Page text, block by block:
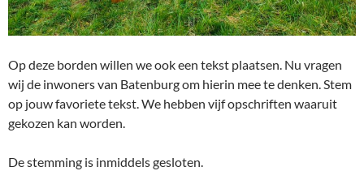
Op deze borden willen we ook een tekst plaatsen. Nu vragen
wij de inwoners van Batenburg om hierin mee te denken. Stem
op jouw favoriete tekst. We hebben vijf opschriften waaruit
gekozen kan worden.
De stemming is inmiddels gesloten.